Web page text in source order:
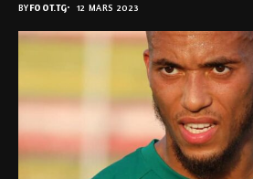
BYFOOT.TG 12 MARS 2023